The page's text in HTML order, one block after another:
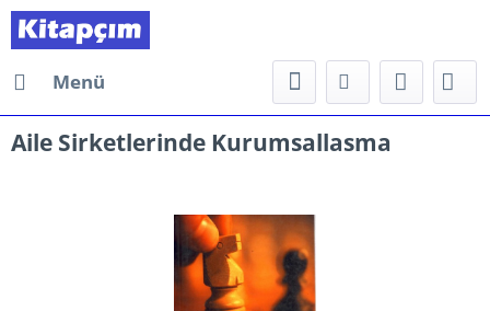
Menü
Aile Sirketlerinde Kurumsallasma